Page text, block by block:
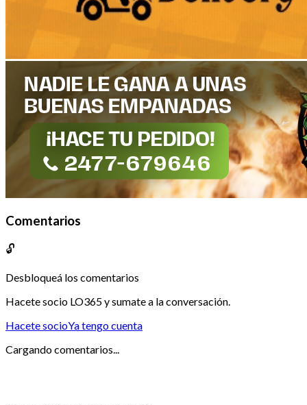
Comentarios
🔓
Desbloqueá los comentarios
Hacete socio LO365 y sumate a la conversación.
Hacete socioYa tengo cuenta
Cargando comentarios...